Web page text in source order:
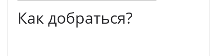
Как добраться?